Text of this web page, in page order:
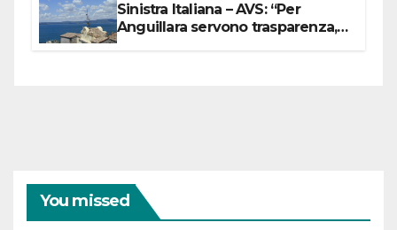
Sinistra Italiana – AVS: “Per
Anguillara servono trasparenza,
You missed